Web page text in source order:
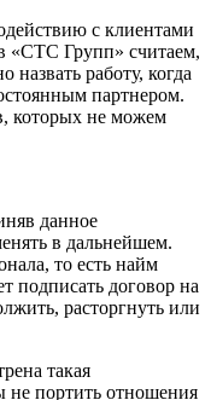
с клиентами
«СТС Групп» считаем,
работу, когда
партнером.
которых не можем
данное
в дальнейшем.
то есть найм
подписать договор на
расторгнуть или
такая
не портить отношения